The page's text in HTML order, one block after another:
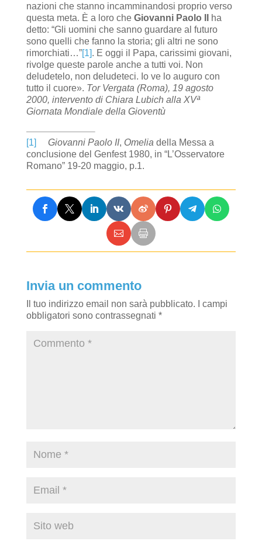
nazioni che stanno incamminandosi proprio verso
questa meta. È a loro che Giovanni Paolo II
ha
detto: “Gli uomini che sanno guardare al futuro
sono quelli che fanno la storia; gli altri ne sono
rimorchiati…”[1]. E oggi il Papa, carissimi giovani,
rivolge queste parole anche a tutti voi. Non
deludetelo, non deludeteci. Io ve lo auguro con
tutto il cuore». Tor Vergata (Roma), 19 agosto
2000, intervento di Chiara Lubich alla XVª
Giornata Mondiale della Gioventù
[1] Giovanni Paolo II, Omelia della Messa a
conclusione del Genfest 1980, in “L’Osservatore
Romano” 19-20 maggio, p.1.
Invia un commento
Il tuo indirizzo email non sarà pubblicato.
I campi
obbligatori sono contrassegnati *